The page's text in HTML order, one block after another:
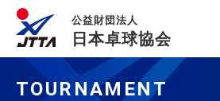
公益財団法人
日本卓球協会
TOURNAMENT